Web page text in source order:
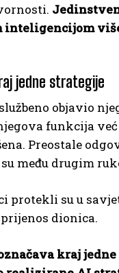
inteligencijom
jedne strategije
objavio
funkcija već
Preostale
među drugim
protekli su u
dionica.
kraj